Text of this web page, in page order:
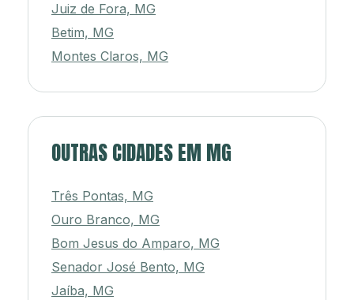
Juiz de Fora, MG
Betim, MG
Montes Claros, MG
OUTRAS CIDADES EM MG
Três Pontas, MG
Ouro Branco, MG
Bom Jesus do Amparo, MG
Senador José Bento, MG
Jaíba, MG